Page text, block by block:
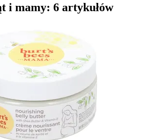
i mamy: 6 artykułów